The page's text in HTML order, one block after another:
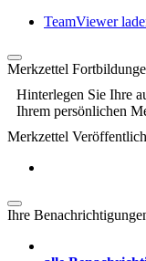
TeamViewer
Merkzettel
Hinterlegen Sie Ihre
Ihrem persönlichen
Merkzettel
Ihre